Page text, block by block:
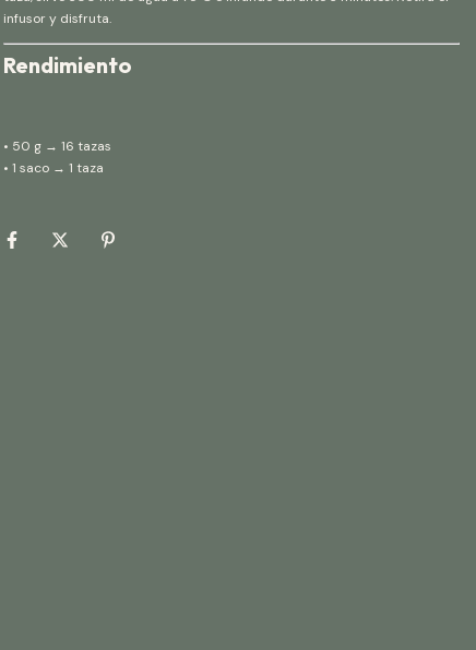
infusor y disfruta.
Rendimiento
• 50 g → 16 tazas
• 1 saco → 1 taza